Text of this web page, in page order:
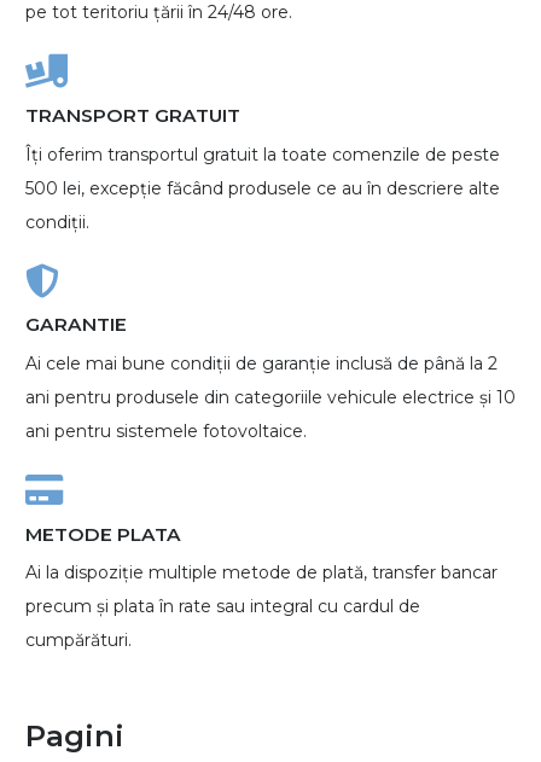
pe tot teritoriu țării în 24/48 ore.
TRANSPORT GRATUIT
Îți oferim transportul gratuit la toate comenzile de peste
500 lei, excepție făcând produsele ce au în descriere alte
condiții.
GARANTIE
Ai cele mai bune condiții de garanție inclusă de până la 2
ani pentru produsele din categoriile vehicule electrice și 10
ani pentru sistemele fotovoltaice.
METODE PLATA
Ai la dispoziție multiple metode de plată, transfer bancar
precum și plata în rate sau integral cu cardul de
cumpărături.
Pagini